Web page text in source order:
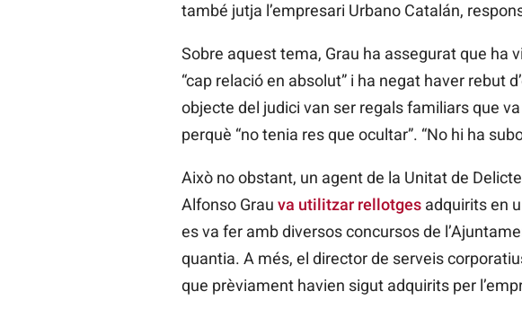
també jutja l’empresari Urbano Catalán,
Sobre aquest tema, Grau ha assegurat que ha
“cap relació en absolut” i ha negat haver rebut
objecte del judici van ser regals familiars que
perquè “no tenia res que ocultar”. “No hi ha
Això no obstant, un agent de la Unitat de
Alfonso Grau va utilitzar rellotgesadquirits en
es va fer amb diversos concursos de
quantia. A més, el director de serveis
que prèviament havien sigut adquirits per